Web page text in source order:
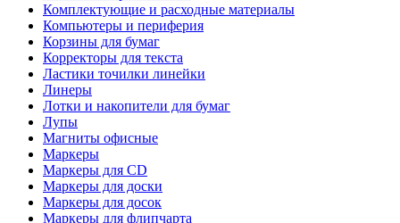
Комплектующие и расходные материалы
Компьютеры и периферия
Корзины для бумаг
Корректоры для текста
Ластики точилки линейки
Линеры
Лотки и накопители для бумаг
Лупы
Магниты офисные
Маркеры
Маркеры для CD
Маркеры для доски
Маркеры для досок
Маркеры для флипчарта